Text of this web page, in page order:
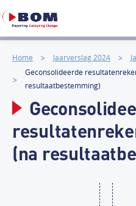
Home Jaarverslag 2024
Geconsolideerde
resultaatbestemming)
(na